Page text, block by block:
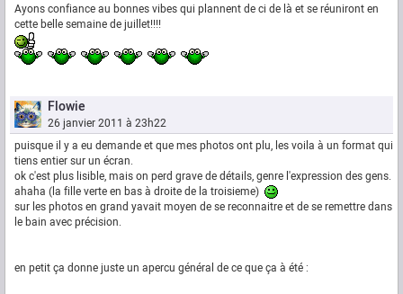
Ayons confiance au bonnes vibes qui plannent de ci de là et se réuniront en
cette belle semaine de juillet!!!!
Flowie
26 janvier 2011 à 23h22
puisque il y a eu demande et que mes photos ont plu, les voila à un format qui
tiens entier sur un écran.
ok c'est plus lisible, mais on perd grave de détails, genre l'expression des gens.
ahaha (la fille verte en bas à droite de la troisieme)
sur les photos en grand yavait moyen de se reconnaitre et de se remettre dans
le bain avec précision.
en petit ça donne juste un apercu général de ce que ça à été :